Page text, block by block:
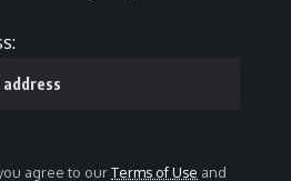
agree to ourTerms of Use and